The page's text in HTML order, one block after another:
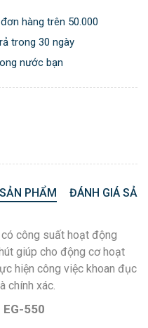
hàng trên 50.000
trong 30 ngày
nước bạn
PHẨM ĐÁNH GIÁ
có công suất hoạt động
giúp cho động cơ hoạt
hiện công việc khoan đục
chính xác.
EG-550